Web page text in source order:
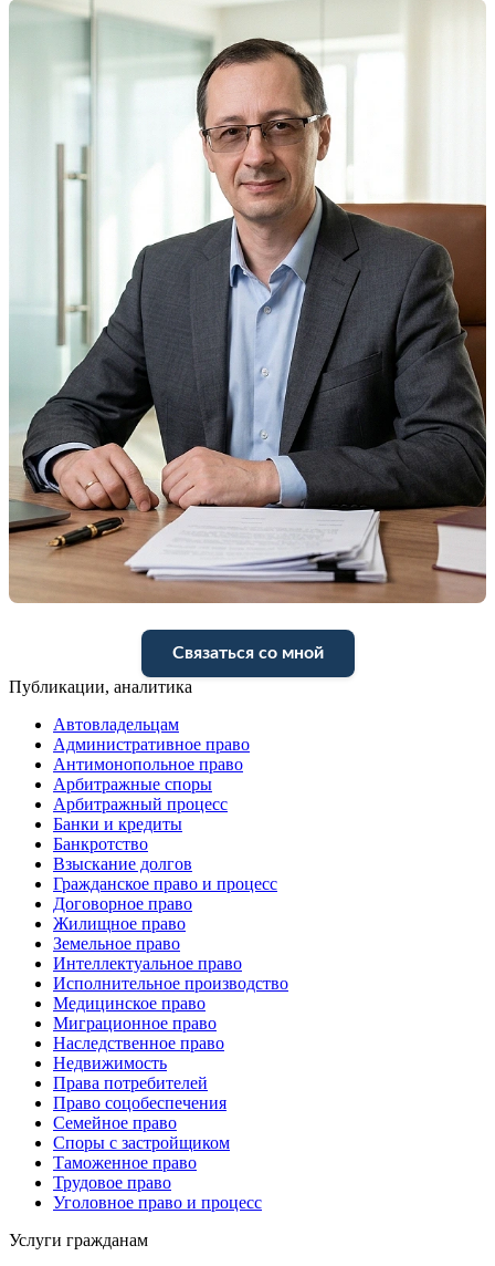
Связаться со мной
Публикации, аналитика
Автовладельцам
Административное право
Антимонопольное право
Арбитражные споры
Арбитражный процесс
Банки и кредиты
Банкротство
Взыскание долгов
Гражданское право и процесс
Договорное право
Жилищное право
Земельное право
Интеллектуальное право
Исполнительное производство
Медицинское право
Миграционное право
Наследственное право
Недвижимость
Права потребителей
Право соцобеспечения
Семейное право
Споры с застройщиком
Таможенное право
Трудовое право
Уголовное право и процесс
Услуги гражданам